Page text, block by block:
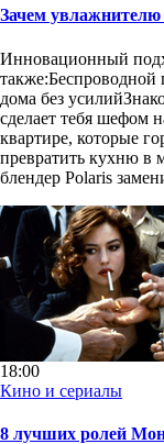
Зачем увлажнителю
Инновационный
дома без
сделает тебя шефом
квартире, которые
превратить кухню
блендер Polaris
18:00
Кино и сериалы
8 лучших ролей